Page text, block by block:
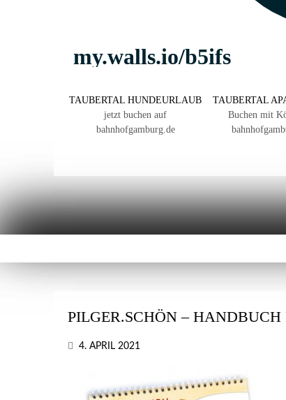
TAUBERTAL HUNDEURLAUB
jetzt buchen auf
bahnhofgamburg.de
TAUBERTAL
Buchen mit
PILGER.SCHÖN –
4. APRIL 2021